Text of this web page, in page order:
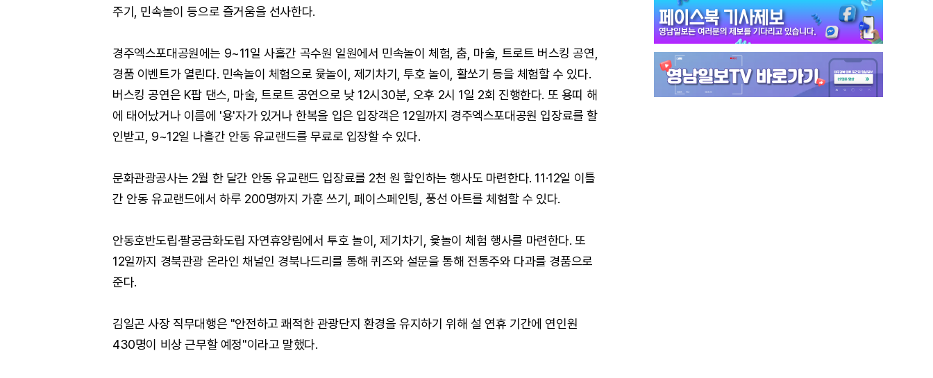
주기, 민속놀이 등으로 즐거움을 선사한다.
경주엑스포대공원에는 9~11일 사흘간 곡수원 일원에서 민속놀이 체험, 춤, 마술, 트로트 버스킹 공연,
경품 이벤트가 열린다. 민속놀이 체험으로 윷놀이, 제기차기, 투호 놀이, 활쏘기 등을 체험할 수 있다.
버스킹 공연은 K팝 댄스, 마술, 트로트 공연으로 낮 12시30분, 오후 2시 1일 2회 진행한다. 또 용띠 해
에 태어났거나 이름에 '용'자가 있거나 한복을 입은 입장객은 12일까지 경주엑스포대공원 입장료를 할
인받고, 9~12일 나흘간 안동 유교랜드를 무료로 입장할 수 있다.
문화관광공사는 2월 한 달간 안동 유교랜드 입장료를 2천 원 할인하는 행사도 마련한다. 11·12일 이틀
간 안동 유교랜드에서 하루 200명까지 가훈 쓰기, 페이스페인팅, 풍선 아트를 체험할 수 있다.
안동호반도립·팔공금화도립 자연휴양림에서 투호 놀이, 제기차기, 윷놀이 체험 행사를 마련한다. 또
12일까지 경북관광 온라인 채널인 경북나드리를 통해 퀴즈와 설문을 통해 전통주와 다과를 경품으로
준다.
김일곤 사장 직무대행은 "안전하고 쾌적한 관광단지 환경을 유지하기 위해 설 연휴 기간에 연인원
430명이 비상 근무할 예정"이라고 말했다.